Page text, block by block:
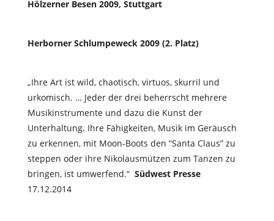
Hölzerner Besen 2009, Stuttgart
Herborner Schlumpeweck 2009 (2. Platz)
„Ihre Art ist wild, chaotisch, virtuos, skurril und
urkomisch. … Jeder der drei beherrscht mehrere
Musikinstrumente und dazu die Kunst der
Unterhaltung. Ihre Fähigkeiten, Musik im Geräusch
zu erkennen, mit Moon-Boots den “Santa Claus” zu
steppen oder ihre Nikolausmützen zum Tanzen zu
bringen, ist umwerfend.“ Südwest Presse
17.12.2014